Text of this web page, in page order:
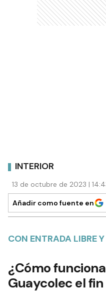
INTERIOR
13 de octubre de 2023 |
Añadir como fuente en
CON ENTRADA LIBRE
¿Cómo
Guaycolec el